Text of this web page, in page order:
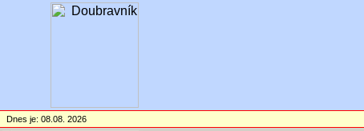
Dnes je: 08.08. 2026